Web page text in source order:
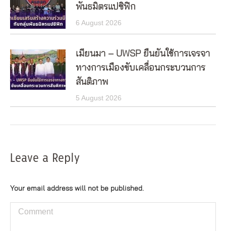
พันธมิตรแปซิฟิก
6 August 2026
เมียนมา – UWSP ยืนยันใช้การเจรจา
ทางการเมืองขับเคลื่อนกระบวนการ
สันติภาพ
5 August 2026
Leave a Reply
Your email address will not be published.
Comment